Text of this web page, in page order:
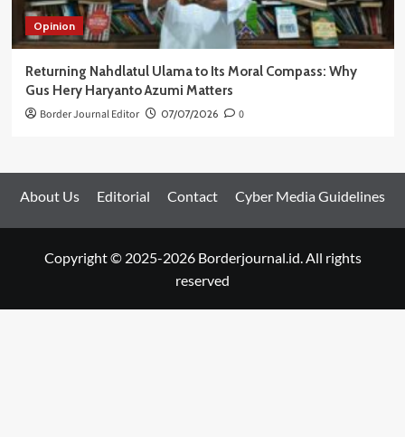
Opinion
Returning Nahdlatul Ulama to Its Moral Compass: Why
Gus Hery Haryanto Azumi Matters
Border Journal Editor 07/07/2026 0
About Us Editorial Contact Cyber Media Guidelines
Copyright © 2025-2026 Borderjournal.id. All rights
reserved